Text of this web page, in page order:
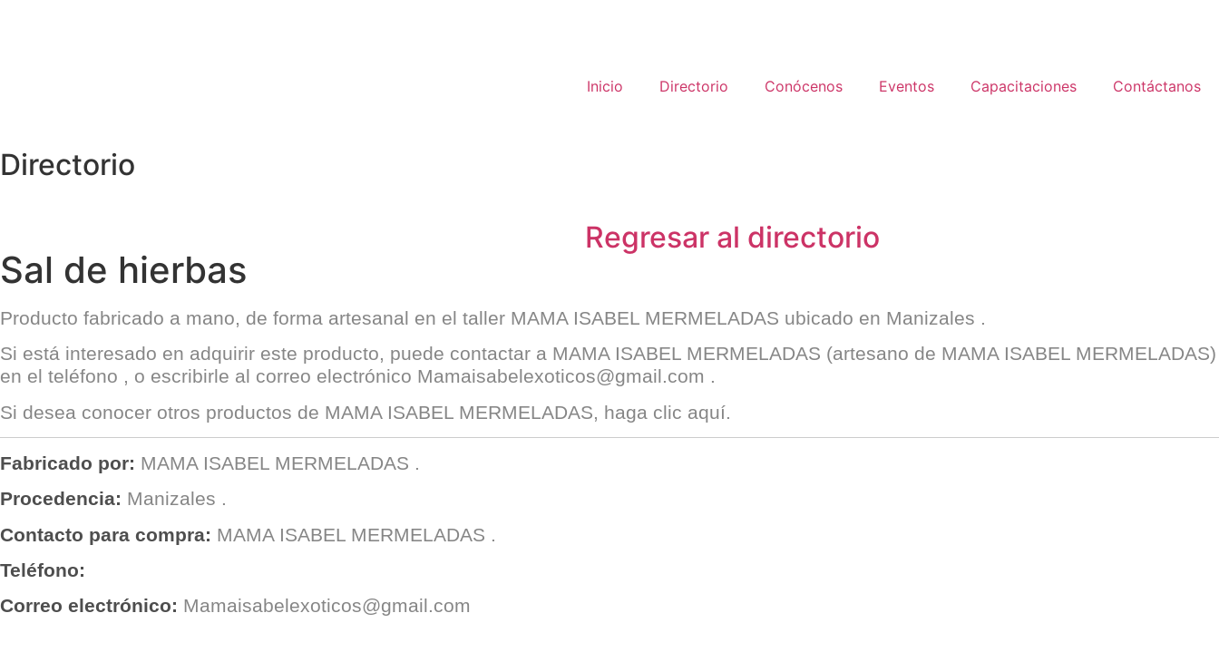
Inicio Directorio Conócenos Eventos Capacitaciones Contáctanos
Directorio
Regresar al directorio
Sal de hierbas
Producto fabricado a mano, de forma artesanal en el taller MAMA ISABEL MERMELADAS ubicado en Manizales .
Si está interesado en adquirir este producto, puede contactar a MAMA ISABEL MERMELADAS (artesano de MAMA ISABEL MERMELADAS)
en el teléfono , o escribirle al correo electrónico Mamaisabelexoticos@gmail.com .
Si desea conocer otros productos de MAMA ISABEL MERMELADAS, haga clic aquí.
Fabricado por: MAMA ISABEL MERMELADAS .
Procedencia: Manizales .
Contacto para compra: MAMA ISABEL MERMELADAS
Teléfono:
Correo electrónico: Mamaisabelexoticos@gmail.com